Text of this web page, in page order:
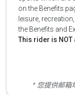
on the Benefits
leisure,
the Benefits and
This rider is NOT
* 您提供邮箱